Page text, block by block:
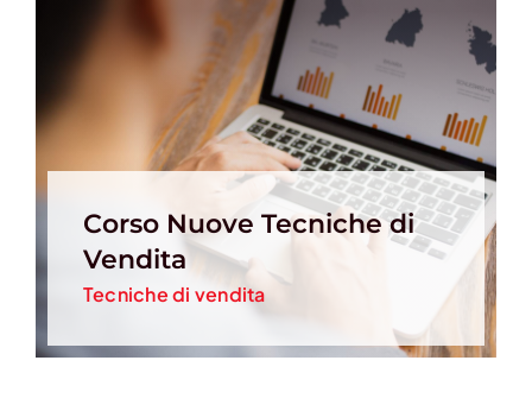
Corso Nuove Tecniche di
Vendita
Tecniche di vendita